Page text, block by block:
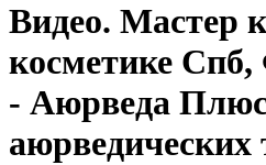
Видео. Мастер
косметике Спб,
- Аюрведа
аюрведических